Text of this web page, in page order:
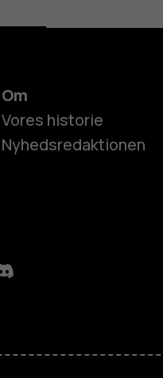
Om
Vores historie
Nyhedsredaktionen